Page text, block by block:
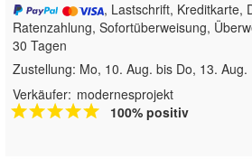
, Lastschrift, Kreditkarte,
Ratenzahlung, Sofortüberweisung,
30 Tagen
Zustellung: Mo, 10. Aug. bis Do, 13. Aug.
Verkäufer: modernesprojekt
100% positiv